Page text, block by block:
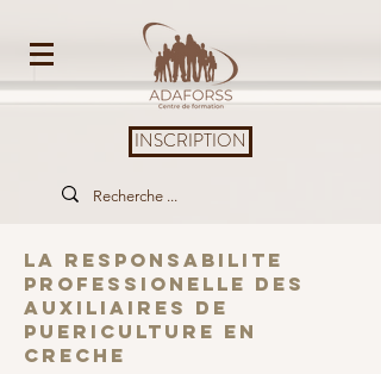
INSCRIPTION
LA RESPONSABILITE
PROFESSIONELLE DES
AUXILIAIRES DE
PUERICULTURE EN
CRECHE